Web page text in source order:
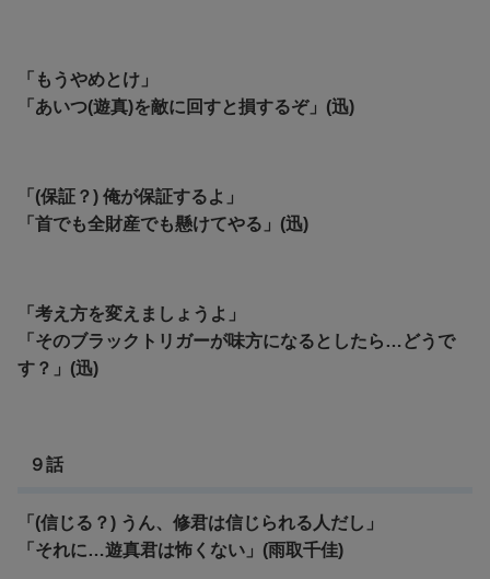
「もうやめとけ」
「あいつ(遊真)を敵に回すと損するぞ」(迅)
「(保証？) 俺が保証するよ」
「首でも全財産でも懸けてやる」(迅)
「考え方を変えましょうよ」
「そのブラックトリガーが味方になるとしたら…どうで
す？」(迅)
９話
「(信じる？) うん、修君は信じられる人だし」
「それに…遊真君は怖くない」(雨取千佳)